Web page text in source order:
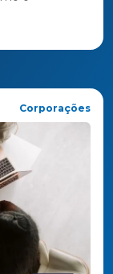
Corporações